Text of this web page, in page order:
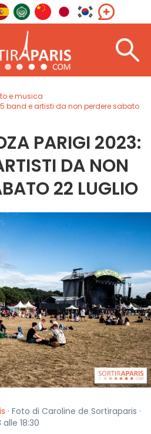
e musica
band e artisti da non perdere sabato
PARIGI 2023:
DA NON
22 LUGLIO
· Foto di Caroline de Sortiraparis ·
18:30